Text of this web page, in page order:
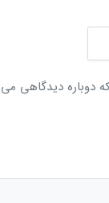
دوباره دیدگاهی